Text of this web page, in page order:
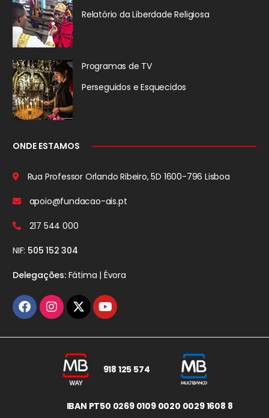
Relatório da Liberdade Religiosa
Programas de TV
Perseguidos e Esquecidos
ONDE ESTAMOS
Rua Professor Orlando Ribeiro, 5D 1600-796 Lisboa
apoio@fundacao-ais.pt
217 544 000
NIF: 505 152 304
Delegações:Fátima | Évora
918 125 574
IBAN PT50 0269 0109 0020 0029 1608 8